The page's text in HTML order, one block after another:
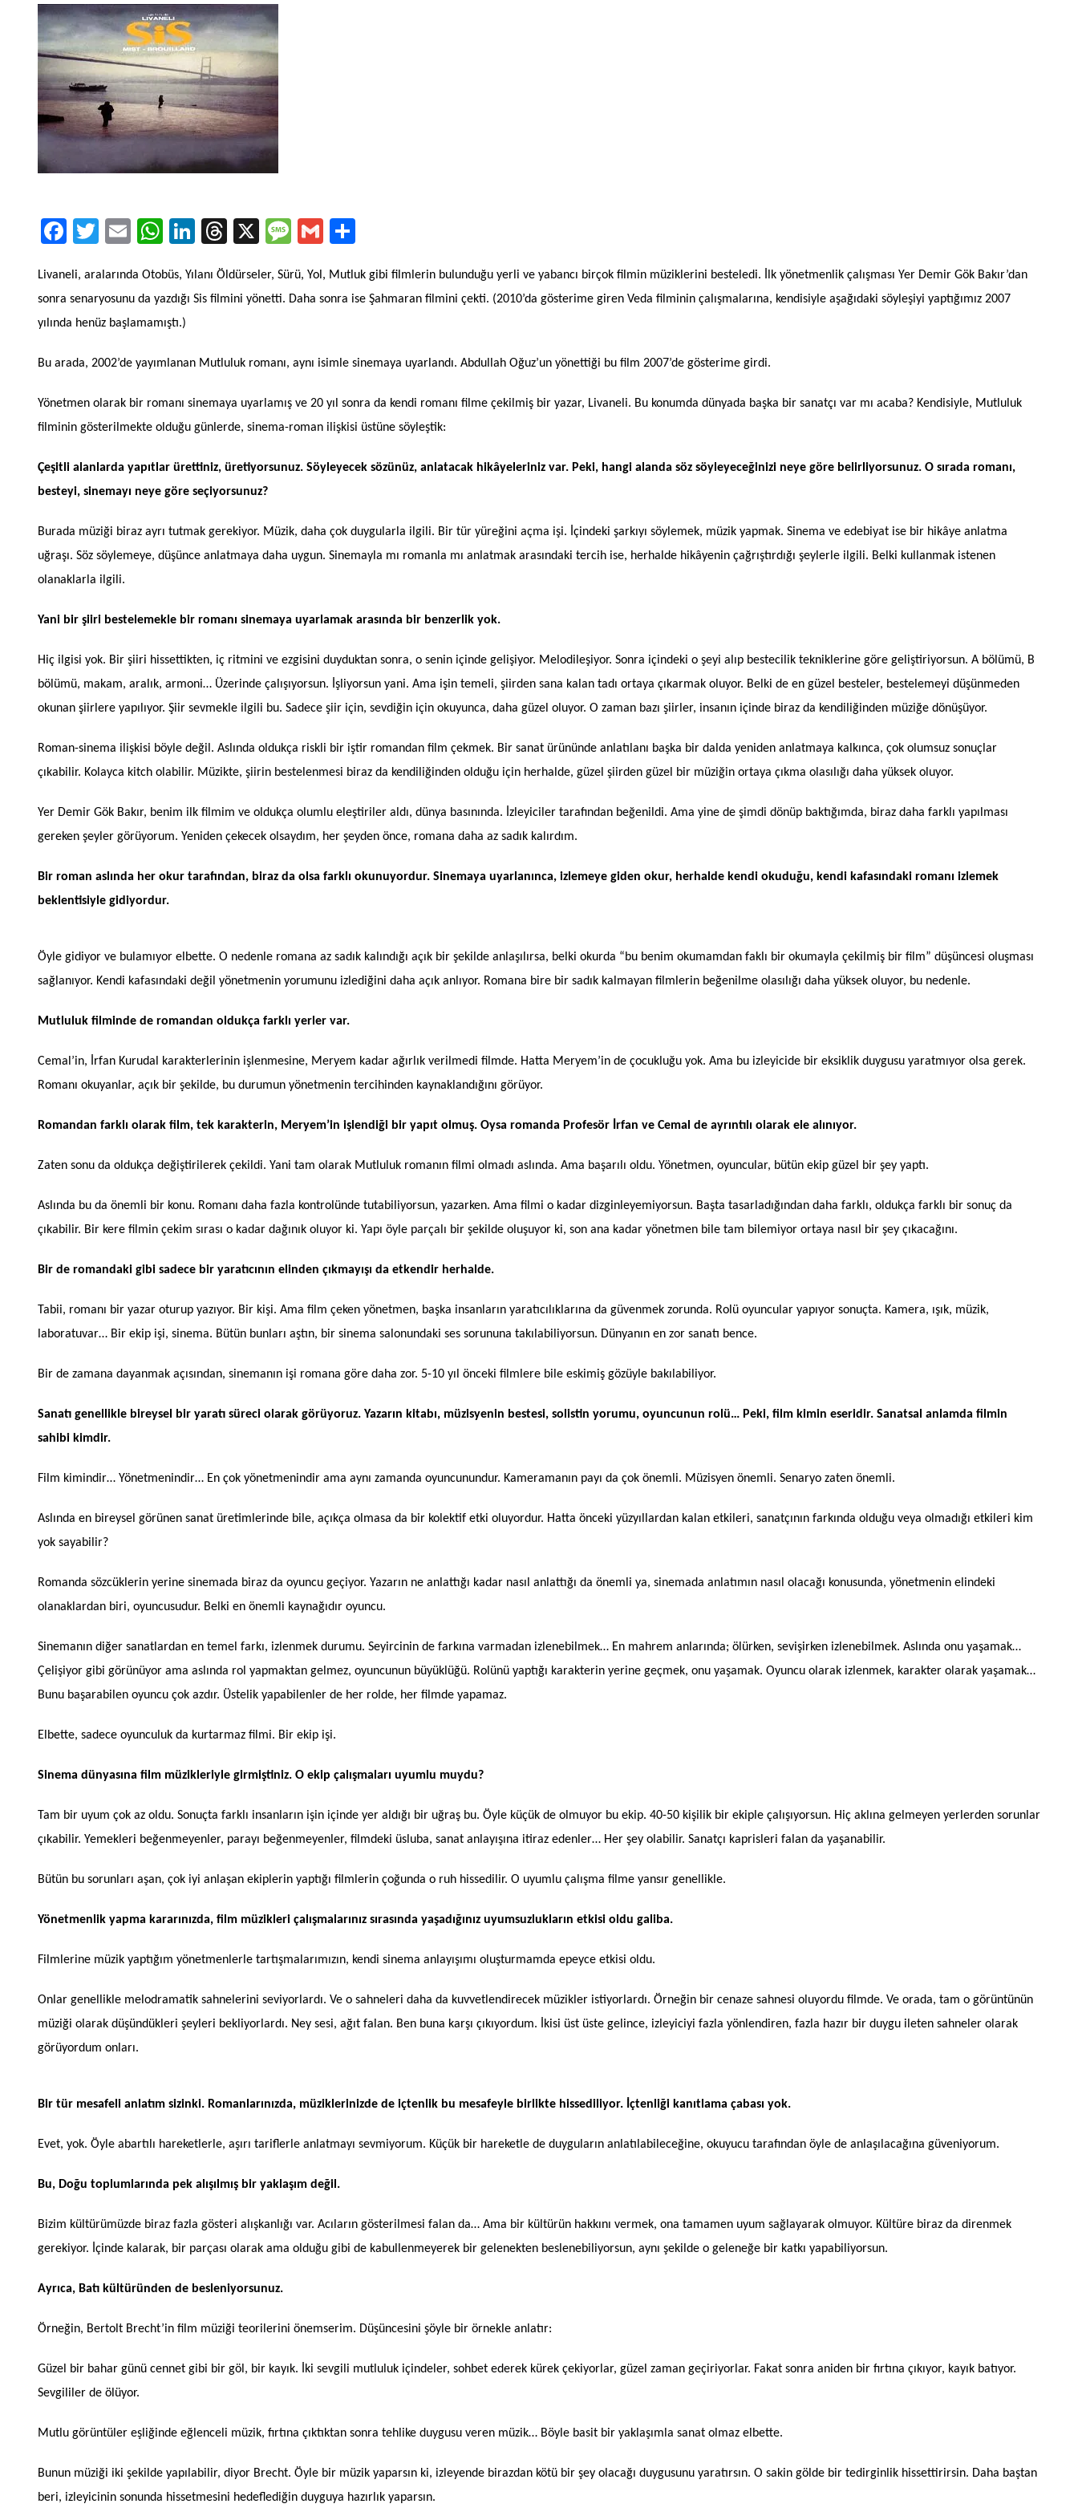
FacebookTwitterEmail WhatsAppLinkedInThreads
X Message
Gmail
Livaneli, aralarında Otobüs, Yılanı Öldürseler, Sürü, Yol, Mutluk gibi filmlerin bulunduğu yerli ve yabancı birçok filmin müziklerini besteledi. İlk yönetmenlik çalışması Yer Demir Gök Bakır’dan
sonra senaryosunu da yazdığı Sis filmini yönetti. Daha sonra ise Şahmaran filmini çekti. (2010’da gösterime giren Veda filminin çalışmalarına, kendisiyle aşağıdaki söyleşiyi yaptığımız 2007
yılında henüz başlamamıştı.)
Bu arada, 2002’de yayımlanan Mutluluk romanı, aynı isimle sinemaya uyarlandı. Abdullah Oğuz’un yönettiği bu film 2007’de gösterime girdi.
Yönetmen olarak bir romanı sinemaya uyarlamış ve 20 yıl sonra da kendi romanı filme çekilmiş bir yazar, Livaneli. Bu konumda dünyada başka bir sanatçı var mı acaba? Kendisiyle, Mutluluk
filminin gösterilmekte olduğu günlerde, sinema-roman ilişkisi üstüne söyleştik:
Çeşitli alanlarda yapıtlar ürettiniz, üretiyorsunuz. Söyleyecek sözünüz, anlatacak hikâyeleriniz var. Peki, hangi alanda söz söyleyeceğinizi neye göre belirliyorsunuz. O sırada romanı,
besteyi, sinemayı neye göre seçiyorsunuz?
Burada müziği biraz ayrı tutmak gerekiyor. Müzik, daha çok duygularla ilgili. Bir tür yüreğini açma işi. İçindeki şarkıyı söylemek, müzik yapmak. Sinema ve edebiyat ise bir hikâye anlatma
uğraşı. Söz söylemeye, düşünce anlatmaya daha uygun. Sinemayla mı romanla mı anlatmak arasındaki tercih ise, herhalde hikâyenin çağrıştırdığı şeylerle ilgili. Belki kullanmak istenen
olanaklarla ilgili.
Yani bir şiiri bestelemekle bir romanı sinemaya uyarlamak arasında bir benzerlik yok.
Hiç ilgisi yok. Bir şiiri hissettikten, iç ritmini ve ezgisini duyduktan sonra, o senin içinde gelişiyor. Melodileşiyor. Sonra içindeki o şeyi alıp bestecilik tekniklerine göre geliştiriyorsun. A bölümü, B
bölümü, makam, aralık, armoni… Üzerinde çalışıyorsun. İşliyorsun yani. Ama işin temeli, şiirden sana kalan tadı ortaya çıkarmak oluyor. Belki de en güzel besteler, bestelemeyi düşünmeden
okunan şiirlere yapılıyor. Şiir sevmekle ilgili bu. Sadece şiir için, sevdiğin için okuyunca, daha güzel oluyor. O zaman bazı şiirler, insanın içinde biraz da kendiliğinden müziğe dönüşüyor.
Roman-sinema ilişkisi böyle değil. Aslında oldukça riskli bir iştir romandan film çekmek. Bir sanat ürününde anlatılanı başka bir dalda yeniden anlatmaya kalkınca, çok olumsuz sonuçlar
çıkabilir. Kolayca kitch olabilir. Müzikte, şiirin bestelenmesi biraz da kendiliğinden olduğu için herhalde, güzel şiirden güzel bir müziğin ortaya çıkma olasılığı daha yüksek oluyor.
Yer Demir Gök Bakır, benim ilk filmim ve oldukça olumlu eleştiriler aldı, dünya basınında. İzleyiciler tarafından beğenildi. Ama yine de şimdi dönüp baktığımda, biraz daha farklı yapılması
gereken şeyler görüyorum. Yeniden çekecek olsaydım, her şeyden önce, romana daha az sadık kalırdım.
Bir roman aslında her okur tarafından, biraz da olsa farklı okunuyordur. Sinemaya uyarlanınca, izlemeye giden okur, herhalde kendi okuduğu, kendi kafasındaki romanı izlemek
beklentisiyle gidiyordur.
Öyle gidiyor ve bulamıyor elbette. O nedenle romana az sadık kalındığı açık bir şekilde anlaşılırsa, belki okurda “bu benim okumamdan faklı bir okumayla çekilmiş bir film” düşüncesi oluşması
sağlanıyor. Kendi kafasındaki değil yönetmenin yorumunu izlediğini daha açık anlıyor. Romana bire bir sadık kalmayan filmlerin beğenilme olasılığı daha yüksek oluyor, bu nedenle.
Mutluluk filminde de romandan oldukça farklı yerler var.
Cemal’in, İrfan Kurudal karakterlerinin işlenmesine, Meryem kadar ağırlık verilmedi filmde. Hatta Meryem’in de çocukluğu yok. Ama bu izleyicide bir eksiklik duygusu yaratmıyor olsa gerek.
Romanı okuyanlar, açık bir şekilde, bu durumun yönetmenin tercihinden kaynaklandığını görüyor.
Romandan farklı olarak film, tek karakterin, Meryem’in işlendiği bir yapıt olmuş. Oysa romanda Profesör İrfan ve Cemal de ayrıntılı olarak ele alınıyor.
Zaten sonu da oldukça değiştirilerek çekildi. Yani tam olarak Mutluluk romanın filmi olmadı aslında. Ama başarılı oldu. Yönetmen, oyuncular, bütün ekip güzel bir şey yaptı.
Aslında bu da önemli bir konu. Romanı daha fazla kontrolünde tutabiliyorsun, yazarken. Ama filmi o kadar dizginleyemiyorsun. Başta tasarladığından daha farklı, oldukça farklı bir sonuç da
çıkabilir. Bir kere filmin çekim sırası o kadar dağınık oluyor ki. Yapı öyle parçalı bir şekilde oluşuyor ki, son ana kadar yönetmen bile tam bilemiyor ortaya nasıl bir şey çıkacağını.
Bir de romandaki gibi sadece bir yaratıcının elinden çıkmayışı da etkendir herhalde.
Tabii, romanı bir yazar oturup yazıyor. Bir kişi. Ama film çeken yönetmen, başka insanların yaratıcılıklarına da güvenmek zorunda. Rolü oyuncular yapıyor sonuçta. Kamera, ışık, müzik,
laboratuvar… Bir ekip işi, sinema. Bütün bunları aştın, bir sinema salonundaki ses sorununa takılabiliyorsun. Dünyanın en zor sanatı bence.
Bir de zamana dayanmak açısından, sinemanın işi romana göre daha zor. 5-10 yıl önceki filmlere bile eskimiş gözüyle bakılabiliyor.
Sanatı genellikle bireysel bir yaratı süreci olarak görüyoruz. Yazarın kitabı, müzisyenin bestesi, solistin yorumu, oyuncunun rolü… Peki, film kimin eseridir. Sanatsal anlamda filmin
sahibi kimdir.
Film kimindir… Yönetmenindir… En çok yönetmenindir ama aynı zamanda oyuncunundur. Kameramanın payı da çok önemli. Müzisyen önemli. Senaryo zaten önemli.
Aslında en bireysel görünen sanat üretimlerinde bile, açıkça olmasa da bir kolektif etki oluyordur. Hatta önceki yüzyıllardan kalan etkileri, sanatçının farkında olduğu veya olmadığı etkileri kim
yok sayabilir?
Romanda sözcüklerin yerine sinemada biraz da oyuncu geçiyor. Yazarın ne anlattığı kadar nasıl anlattığı da önemli ya, sinemada anlatımın nasıl olacağı konusunda, yönetmenin elindeki
olanaklardan biri, oyuncusudur. Belki en önemli kaynağıdır oyuncu.
Sinemanın diğer sanatlardan en temel farkı, izlenmek durumu. Seyircinin de farkına varmadan izlenebilmek… En mahrem anlarında; ölürken, sevişirken izlenebilmek. Aslında onu yaşamak…
Çelişiyor gibi görünüyor ama aslında rol yapmaktan gelmez, oyuncunun büyüklüğü. Rolünü yaptığı karakterin yerine geçmek, onu yaşamak. Oyuncu olarak izlenmek, karakter olarak yaşamak…
Bunu başarabilen oyuncu çok azdır. Üstelik yapabilenler de her rolde, her filmde yapamaz.
Elbette, sadece oyunculuk da kurtarmaz filmi. Bir ekip işi.
Sinema dünyasına film müzikleriyle girmiştiniz. O ekip çalışmaları uyumlu muydu?
Tam bir uyum çok az oldu. Sonuçta farklı insanların işin içinde yer aldığı bir uğraş bu. Öyle küçük de olmuyor bu ekip. 40-50 kişilik bir ekiple çalışıyorsun. Hiç aklına gelmeyen yerlerden sorunlar
çıkabilir. Yemekleri beğenmeyenler, parayı beğenmeyenler, filmdeki üsluba, sanat anlayışına itiraz edenler… Her şey olabilir. Sanatçı kaprisleri falan da yaşanabilir.
Bütün bu sorunları aşan, çok iyi anlaşan ekiplerin yaptığı filmlerin çoğunda o ruh hissedilir. O uyumlu çalışma filme yansır genellikle.
Yönetmenlik yapma kararınızda, film müzikleri çalışmalarınız sırasında yaşadığınız uyumsuzlukların etkisi oldu galiba.
Filmlerine müzik yaptığım yönetmenlerle tartışmalarımızın, kendi sinema anlayışımı oluşturmamda epeyce etkisi oldu.
Onlar genellikle melodramatik sahnelerini seviyorlardı. Ve o sahneleri daha da kuvvetlendirecek müzikler istiyorlardı. Örneğin bir cenaze sahnesi oluyordu filmde. Ve orada, tam o görüntünün
müziği olarak düşündükleri şeyleri bekliyorlardı. Ney sesi, ağıt falan. Ben buna karşı çıkıyordum. İkisi üst üste gelince, izleyiciyi fazla yönlendiren, fazla hazır bir duygu ileten sahneler olarak
görüyordum onları.
Bir tür mesafeli anlatım sizinki. Romanlarınızda, müziklerinizde de içtenlik bu mesafeyle birlikte hissediliyor. İçtenliği kanıtlama çabası yok.
Evet, yok. Öyle abartılı hareketlerle, aşırı tariflerle anlatmayı sevmiyorum. Küçük bir hareketle de duyguların anlatılabileceğine, okuyucu tarafından öyle de anlaşılacağına güveniyorum.
Bu, Doğu toplumlarında pek alışılmış bir yaklaşım değil.
Bizim kültürümüzde biraz fazla gösteri alışkanlığı var. Acıların gösterilmesi falan da… Ama bir kültürün hakkını vermek, ona tamamen uyum sağlayarak olmuyor. Kültüre biraz da direnmek
gerekiyor. İçinde kalarak, bir parçası olarak ama olduğu gibi de kabullenmeyerek bir gelenekten beslenebiliyorsun, aynı şekilde o geleneğe bir katkı yapabiliyorsun.
Ayrıca, Batı kültüründen de besleniyorsunuz.
Örneğin, Bertolt Brecht’in film müziği teorilerini önemserim. Düşüncesini şöyle bir örnekle anlatır:
Güzel bir bahar günü cennet gibi bir göl, bir kayık. İki sevgili mutluluk içindeler, sohbet ederek kürek çekiyorlar, güzel zaman geçiriyorlar. Fakat sonra aniden bir fırtına çıkıyor, kayık batıyor.
Sevgililer de ölüyor.
Mutlu görüntüler eşliğinde eğlenceli müzik, fırtına çıktıktan sonra tehlike duygusu veren müzik… Böyle basit bir yaklaşımla sanat olmaz elbette.
Bunun müziği iki şekilde yapılabilir, diyor Brecht. Öyle bir müzik yaparsın ki, izleyende birazdan kötü bir şey olacağı duygusunu yaratırsın. O sakin gölde bir tedirginlik hissettirirsin. Daha baştan
beri, izleyicinin sonunda hissetmesini hedeflediğin duyguya hazırlık yaparsın.